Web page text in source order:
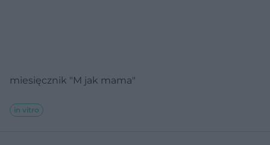
miesięcznik "M jak mama"
in vitro